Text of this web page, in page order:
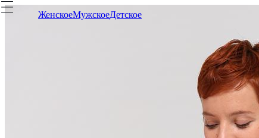
ЖенскоеМужскоеДетское